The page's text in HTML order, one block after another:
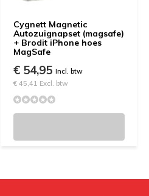
Cygnett Magnetic
Autozuignapset (magsafe)
+ Brodit iPhone hoes
MagSafe
€ 54,95 Incl. btw
€ 45,41 Excl. btw